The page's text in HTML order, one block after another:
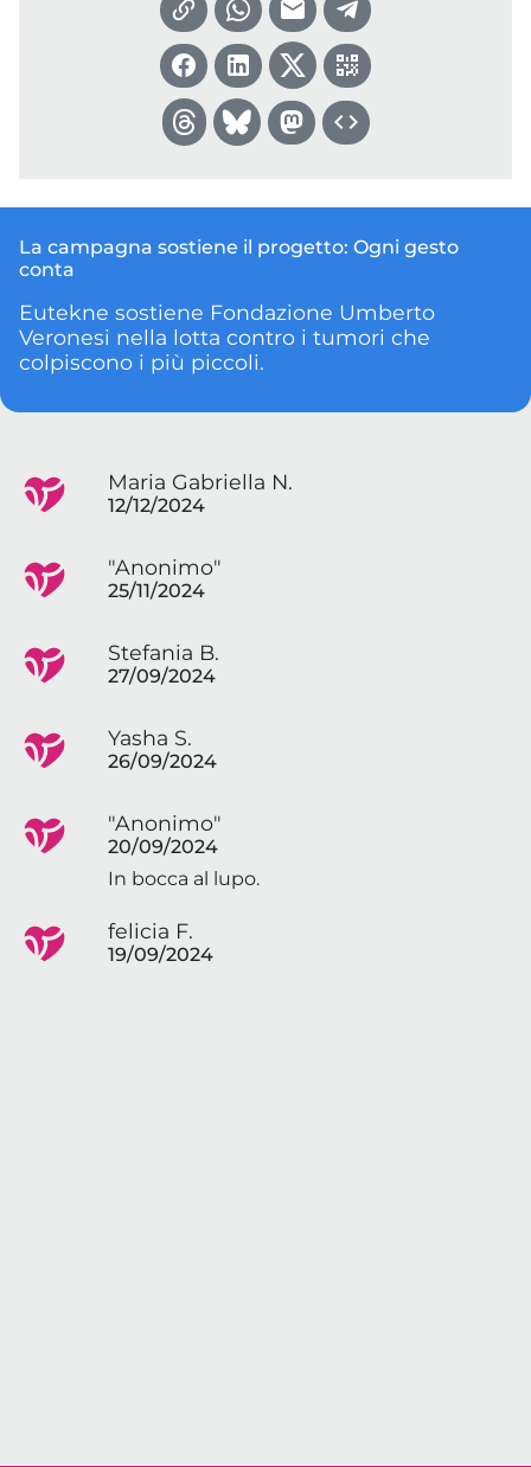
La campagna sostiene il progetto: Ogni gesto
conta
Eutekne sostiene Fondazione Umberto
Veronesi nella lotta contro i tumori che
colpiscono i più piccoli.
Maria Gabriella N.
12/12/2024
"Anonimo"
25/11/2024
Stefania B.
27/09/2024
Yasha S.
26/09/2024
"Anonimo"
20/09/2024
In bocca al lupo.
felicia F.
19/09/2024